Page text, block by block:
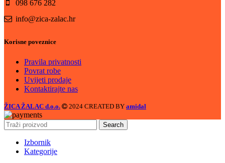
098 676 282
info@zica-zalac.hr
Korisne poveznice
Pravila privatnosti
Povrat robe
Uvijeti prodaje
Kontaktirajte nas
ŽICA ŽALAC d.o.o. 2024 CREATED BY amidal
Search
Izbornik
Kategorije